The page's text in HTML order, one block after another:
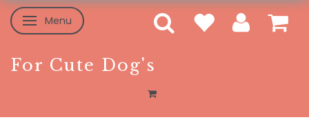
Toggle navigation
Menu
For Cute Dog's